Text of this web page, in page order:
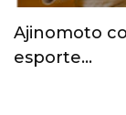
Governo do
Paralímpico